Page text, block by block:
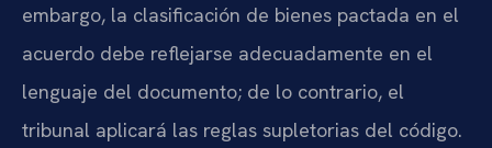
embargo, la clasificación de bienes pactada en el
acuerdo debe reflejarse adecuadamente en el
lenguaje del documento; de lo contrario, el
tribunal aplicará las reglas supletorias del código.